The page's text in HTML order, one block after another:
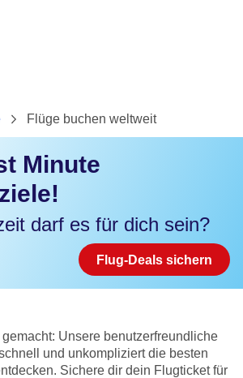
Flüge buchen weltweit
Minute
darf es für dich sein?
Flug-Deals sichern
Unsere benutzerfreundliche
und unkompliziert die besten
Sichere dir dein Flugticket für